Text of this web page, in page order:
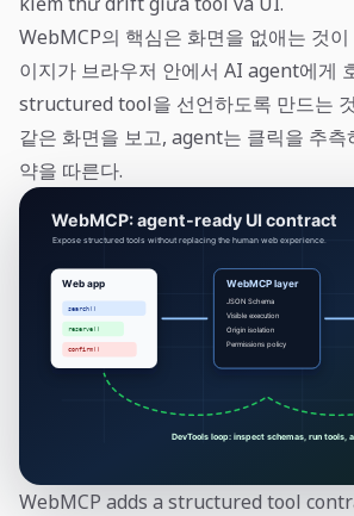
WebMCP의 핵심은 화면을 없애는 것
이지가 브라우저 안에서 AI agent에게
structured tool을 선언하도록 만드는
같은 화면을 보고, agent는 클릭을 추측
약을 따른다.
WebMCP adds a structured tool